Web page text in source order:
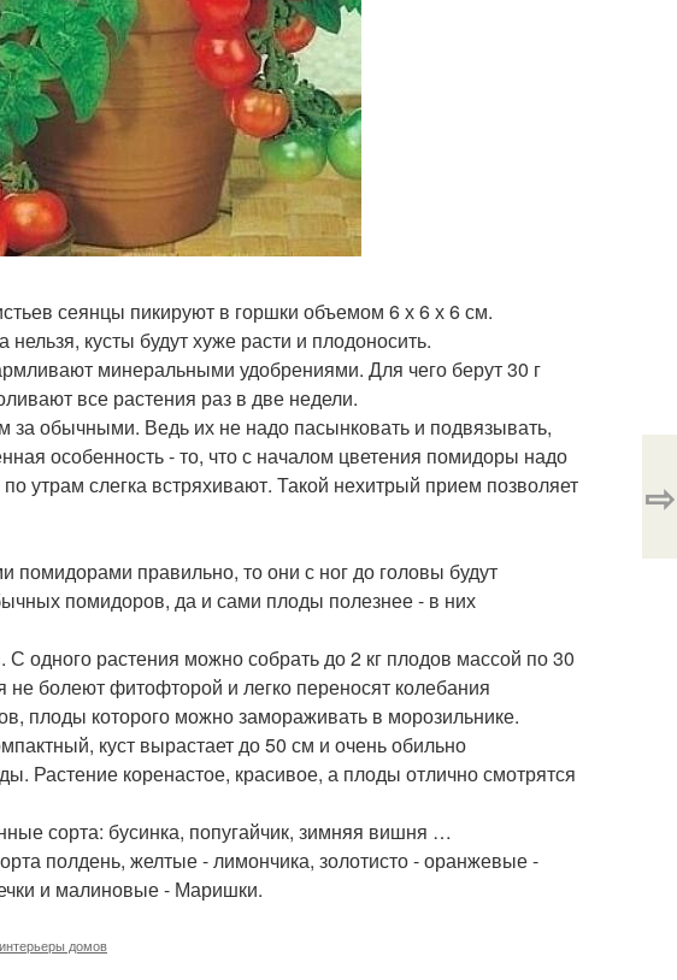
сеянцы пикируют в горшки объемом 6 х 6 х 6 см.
кусты будут хуже расти и плодоносить.
минеральными удобрениями. Для чего берут 30 г
все растения раз в две недели.
обычными. Ведь их не надо пасынковать и подвязывать,
особенность - то, что с началом цветения помидоры надо
утрам слегка встряхивают. Такой нехитрый прием позволяет
помидорами правильно, то они с ног до головы будут
помидоров, да и сами плоды полезнее - в них
одного растения можно собрать до 2 кг плодов массой по 30
болеют фитофторой и легко переносят колебания
плоды которого можно замораживать в морозильнике.
куст вырастает до 50 см и очень обильно
Растение коренастое, красивое, а плоды отлично смотрятся
сорта: бусинка, попугайчик, зимняя вишня …
полдень, желтые - лимончика, золотисто - оранжевые -
и малиновые - Маришки.
домов
⇨